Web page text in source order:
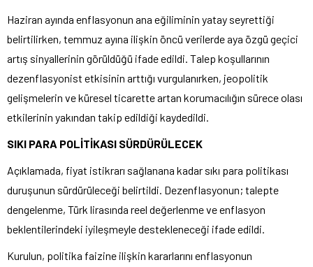
Haziran ayında enflasyonun ana eğiliminin yatay seyrettiği
belirtilirken, temmuz ayına ilişkin öncü verilerde aya özgü geçici
artış sinyallerinin görüldüğü ifade edildi. Talep koşullarının
dezenflasyonist etkisinin arttığı vurgulanırken, jeopolitik
gelişmelerin ve küresel ticarette artan korumacılığın sürece olası
etkilerinin yakından takip edildiği kaydedildi.
SIKI PARA POLİTİKASI SÜRDÜRÜLECEK
Açıklamada, fiyat istikrarı sağlanana kadar sıkı para politikası
duruşunun sürdürüleceği belirtildi. Dezenflasyonun; talepte
dengelenme, Türk lirasında reel değerlenme ve enflasyon
beklentilerindeki iyileşmeyle destekleneceği ifade edildi.
Kurulun, politika faizine ilişkin kararlarını enflasyonun